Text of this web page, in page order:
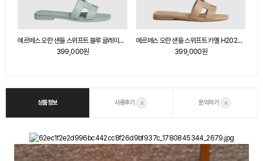
에르메스 오란 샌들 스위프트 블루 글레이셔 H202230Z
399,000원
에르메스 오란 샌들 스위프트 카멜 H202230Z
399,000원
상품정보 사용후기 0 문의하기 0